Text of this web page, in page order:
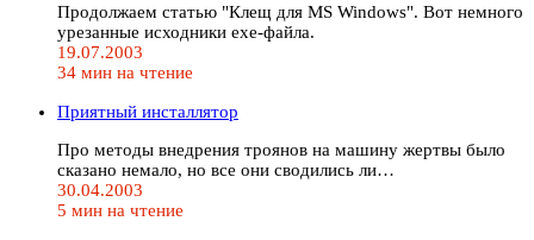
Продолжаем статью "Клещ для MS Windows". Вот немного
урезанные исходники exe-файла.
19.07.2003
34 мин на чтение
Приятный инсталлятор
Про методы внедрения троянов на машину жертвы было
сказано немало, но все они сводились ли…
30.04.2003
5 мин на чтение